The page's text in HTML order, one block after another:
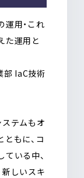
運用・これ
た運用と
部 IaC技術
テムもオ
もに、コ
いる中、
しいスキ